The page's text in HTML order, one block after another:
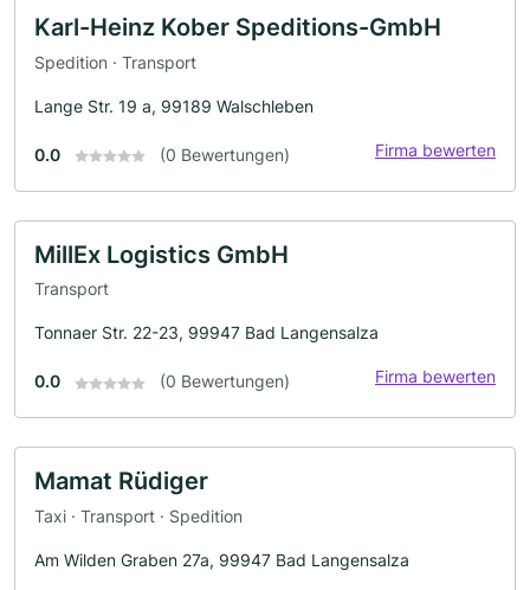
Karl-Heinz Kober Speditions-GmbH
Spedition · Transport
Lange Str. 19 a, 99189 Walschleben
0.0 (0 Bewertungen) Firma bewerten
MillEx Logistics GmbH
Transport
Tonnaer Str. 22-23, 99947 Bad Langensalza
0.0 (0 Bewertungen) Firma bewerten
Mamat Rüdiger
Taxi · Transport · Spedition
Am Wilden Graben 27a, 99947 Bad Langensalza